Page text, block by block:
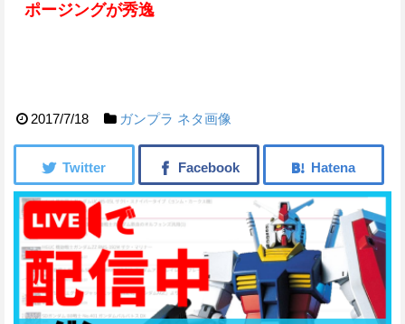
ポージングが秀逸
2017/7/18 ガンプラ ネタ画像